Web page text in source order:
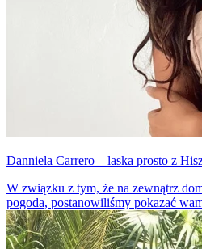
Danniela Carrero – laska prosto z
W związku z tym, że na zewnątrz
pogoda, postanowiliśmy pokazać
słonecznej Hiszpanii. Uważajcie, by
bo patrząc na tę modelkę, to bardzo